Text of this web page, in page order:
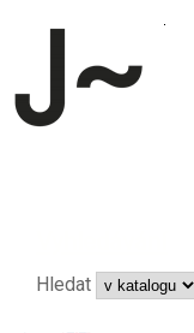
Hledat